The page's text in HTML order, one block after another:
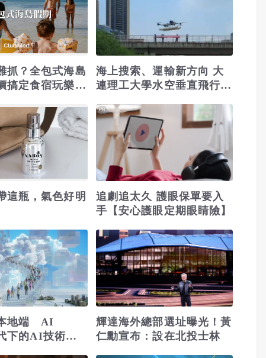
抓？全包式海島
搞定食宿玩樂，
海上搜索、運輸新方向 大
連理工大學水空垂直飛行器
這瓶，氣色好明
追劇追太久 護眼保單要入
手【安心護眼定期眼睛險】
PR
地端 AI
下的AI技術演
輝達海外總部選址曝光！黃
仁勳宣布：設在北投士林